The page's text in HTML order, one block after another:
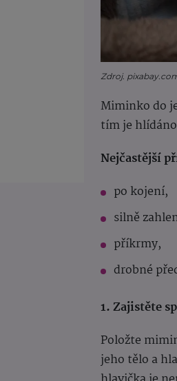
Zdroj.
Miminko do
tím je
Nejčastější
po kojení,
silně
příkrmy,
drobné
1.Zajistěte
Položte
jeho tělo a